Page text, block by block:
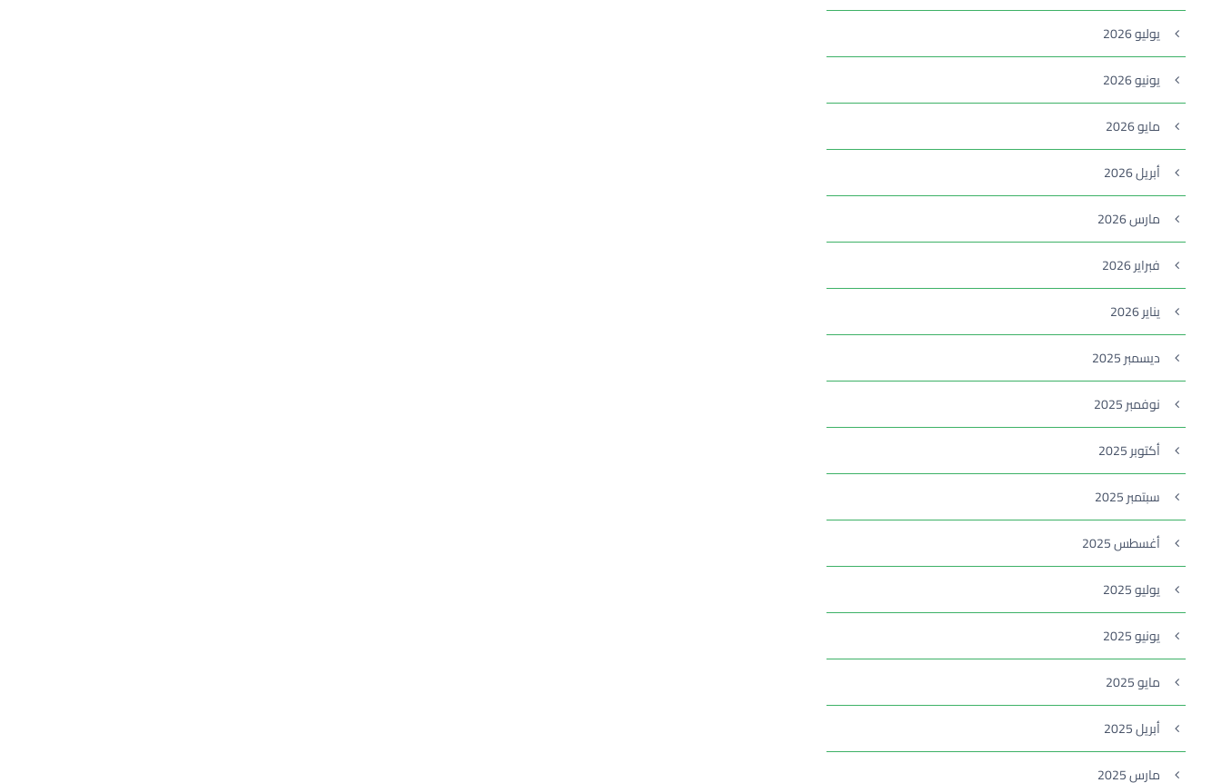
يوليو 2026
يونيو 2026
مايو 2026
أبريل 2026
مارس 2026
فبراير 2026
يناير 2026
ديسمبر 2025
نوفمبر 2025
أكتوبر 2025
سبتمبر 2025
أغسطس 2025
يوليو 2025
يونيو 2025
مايو 2025
أبريل 2025
مارس 2025